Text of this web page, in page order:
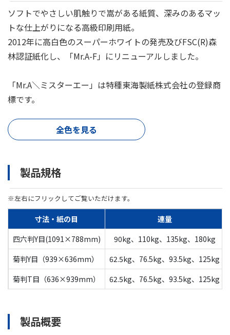
ソフトでやさしい肌触りで嵩がある紙質、深みのあるマッ
トな仕上がりになる高級印刷用紙。
2012年に高白色のスーパーホワイトの発売及びFSC(R)森
林認証紙化し、「Mr.A-F」にリニューアルしました。
「Mr.A＼ミスターエー」は特種東海製紙株式会社の登録商
標です。
全色を見る
製品規格
※左右にフリックしてご覧いただけます。
寸法・紙の目 連量
四六判Y目(1091×788mm)
90kg、110kg、135kg、180kg
菊判Y目（939×636mm）
62.5kg、76.5kg、93.5kg、125kg
菊判T目（636×939mm）
62.5kg、76.5kg、93.5kg、125kg
製品概要